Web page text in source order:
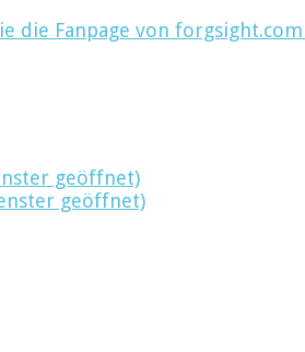
die Fanpage von
geöffnet)
geöffnet)